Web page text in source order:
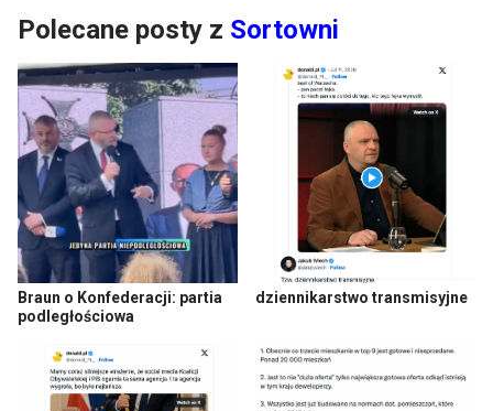
Polecane posty z Sortowni
Braun o Konfederacji: partia
podległościowa
dziennikarstwo transmisyjne